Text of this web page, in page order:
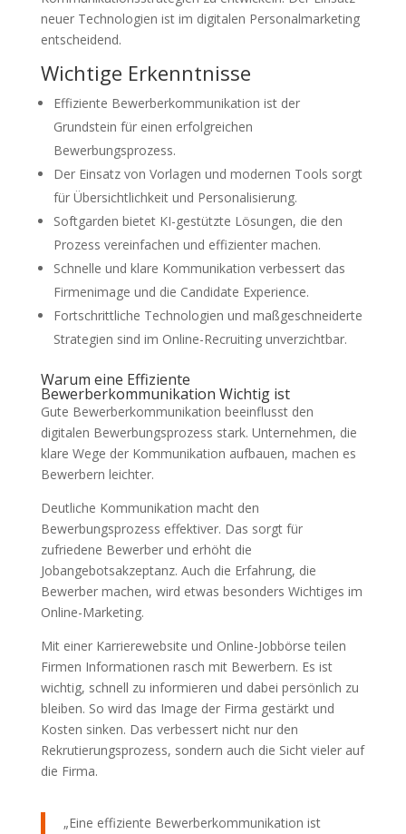
neuer Technologien ist im digitalen Personalmarketing
entscheidend.
Wichtige Erkenntnisse
Effiziente Bewerberkommunikation ist der
Grundstein für einen erfolgreichen
Bewerbungsprozess.
Der Einsatz von Vorlagen und modernen Tools sorgt
für Übersichtlichkeit und Personalisierung.
Softgarden bietet KI-gestützte Lösungen, die den
Prozess vereinfachen und effizienter machen.
Schnelle und klare Kommunikation verbessert das
Firmenimage und die Candidate Experience.
Fortschrittliche Technologien und maßgeschneiderte
Strategien sind im Online-Recruiting unverzichtbar.
Warum eine Effiziente
Bewerberkommunikation Wichtig ist
Gute Bewerberkommunikation beeinflusst den
digitalen Bewerbungsprozess stark. Unternehmen, die
klare Wege der Kommunikation aufbauen, machen es
Bewerbern leichter.
Deutliche Kommunikation macht den
Bewerbungsprozess effektiver. Das sorgt für
zufriedene Bewerber und erhöht die
Jobangebotsakzeptanz. Auch die Erfahrung, die
Bewerber machen, wird etwas besonders Wichtiges im
Online-Marketing.
Mit einer Karrierewebsite und Online-Jobbörse teilen
Firmen Informationen rasch mit Bewerbern. Es ist
wichtig, schnell zu informieren und dabei persönlich zu
bleiben. So wird das Image der Firma gestärkt und
Kosten sinken. Das verbessert nicht nur den
Rekrutierungsprozess, sondern auch die Sicht vieler auf
die Firma.
„Eine effiziente Bewerberkommunikation ist